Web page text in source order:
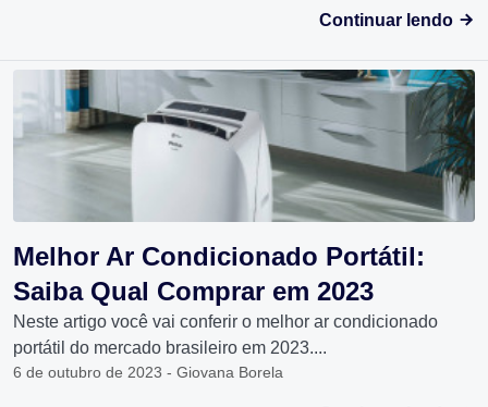
Continuar lendo
Melhor Ar Condicionado Portátil:
Saiba Qual Comprar em 2023
Neste artigo você vai conferir o melhor ar condicionado
portátil do mercado brasileiro em 2023....
6 de outubro de 2023 - Giovana Borela